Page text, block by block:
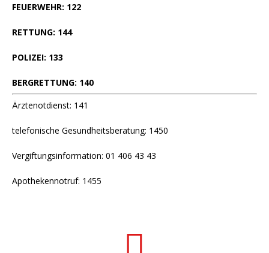
FEUERWEHR: 122
RETTUNG: 144
POLIZEI: 133
BERGRETTUNG: 140
Ärztenotdienst: 141
telefonische Gesundheitsberatung: 1450
Vergiftungsinformation: 01 406 43 43
Apothekennotruf: 1455